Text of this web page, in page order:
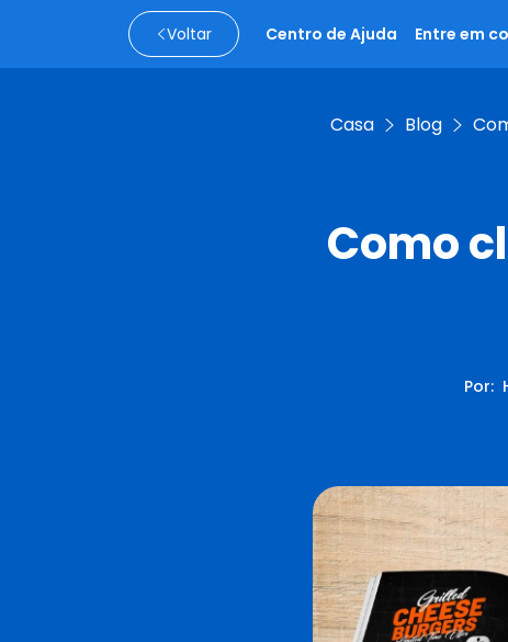
Voltar Centro de Ajuda Entre em
Casa Blog
Como
Por: